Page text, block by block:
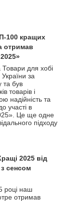
100 кращих
отримав
для хобі
за
та був
товарів і
надійність та
участі в
Це ще одне
підходу
2025 від
з сенсом
році наш
отримав